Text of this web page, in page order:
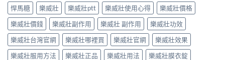
悍馬糖
樂威壯 樂威壯ptt 樂威壯使用心得
樂威壯價格
樂威壯價錢
樂威壯副作用 樂威壯 副作用
樂威壯功效
樂威壯台灣官網
樂威壯哪裡買 樂威壯官網
樂威壯效果
樂威壯服用方法
樂威壯正品 樂威壯用法
樂威壯膜衣錠